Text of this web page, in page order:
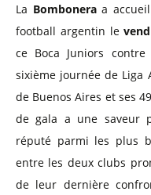
La Bomboneraa
football argentin le
ce Boca Juniors
sixième journée de Liga
de Buenos Aires et ses
de gala a une saveur
réputé parmi les plus
entre les deux clubs
de leur dernière